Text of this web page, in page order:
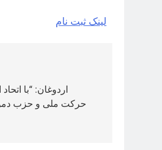
لینک ثبت نام
اردوغان: “با
حرکت ملی و حزب